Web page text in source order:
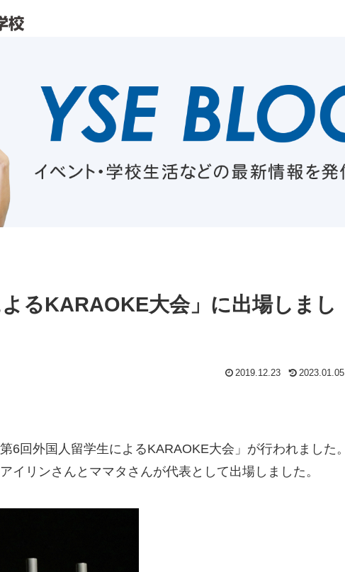
よるKARAOKE大会」に出場しまし
2019.12.23 2023.01.05
6回外国人留学生によるKARAOKE大会」が行われました。
イリンさんとママタさんが代表として出場しました。